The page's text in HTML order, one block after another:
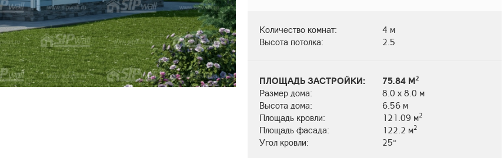
Количество комнат:
4 м
Высота потолка:
2.5
ПЛОЩАДЬ ЗАСТРОЙКИ: 75.84 М2
Размер дома:
8.0 х 8.0 м
Высота дома:
6.56 м
Площадь кровли:
121.09 м2
Площадь фасада: 122.2 м2
Угол кровли: 25°